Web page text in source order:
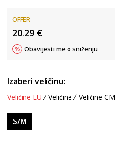
OFFER
20,29 €
Obavijesti me o sniženju
Izaberi veličinu:
Veličine EU Veličine Veličine CM
S/M